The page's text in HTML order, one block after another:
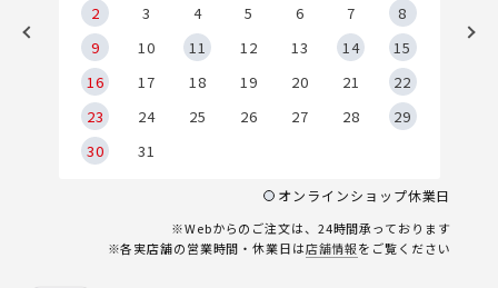
2
3 4 5 6 7
8
9
10 11 12 13 14
15
16
17 18 19 20 21
22
23
24 25 26 27 28
29
30
31
オンラインショップ休業日
※Webからのご注文は、24時間承っております
※各実店舗の営業時間・休業日は店舗情報をご覧ください